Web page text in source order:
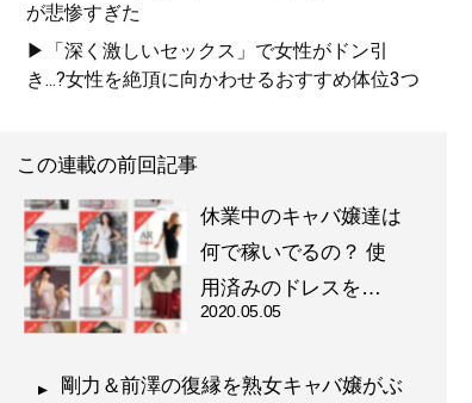
が悲惨すぎた
▶「深く激しいセックス」で女性がドン引
き...?女性を絶頂に向かわせるおすすめ体位3つ
この連載の前回記事
休業中のキャバ嬢達は
何で稼いでるの？ 使
用済みのドレスを…
2020.05.05
剛力＆前澤の復縁を熟女キャバ嬢がぶ